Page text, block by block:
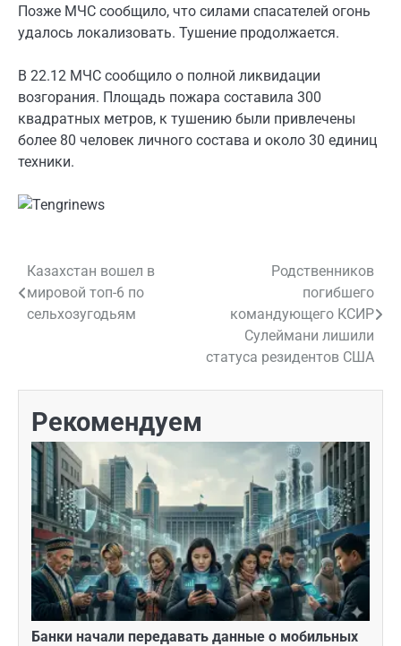
Позже МЧС сообщило, что силами спасателей огонь
удалось локализовать. Тушение продолжается.
В 22.12 МЧС сообщило о полной ликвидации
возгорания. Площадь пожара составила 300
квадратных метров, к тушению были привлечены
более 80 человек личного состава и около 30 единиц
техники.
Навигация
по
Казахстан вошел в
мировой топ-6 по
сельхозугодьям
Родственников
погибшего
командующего КСИР
Сулеймани лишили
статуса резидентов США
Рекомендуем
Банки начали передавать данные о мобильных